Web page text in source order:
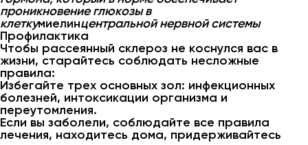
проникновение глюкозы в
клеткумиелинцентральной нервной системы
Профилактика
Чтобы рассеянный склероз не коснулся вас в
жизни, старайтесь соблюдать несложные
правила:
Избегайте трех основных зол: инфекционных
болезней, интоксикации организма и
переутомления.
Если вы заболели, соблюдайте все правила
лечения, находитесь дома, придерживайтесь